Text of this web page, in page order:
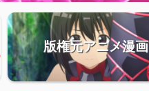
版権元アニメ漫画